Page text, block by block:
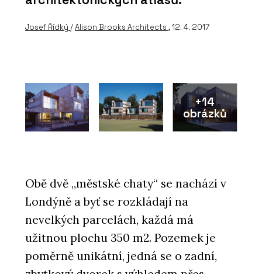
Josef Řídký /Alison Brooks Architects , 12. 4. 2017
+14
obrázků
Obě dvě „městské chaty“ se nachází v
Londýně a byť se rozkládají na
nevelkých parcelách, každá má
užitnou plochu 350 m2. Pozemek je
poměrně unikátní, jedná se o zadní,